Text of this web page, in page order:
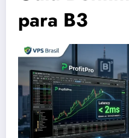
para B3